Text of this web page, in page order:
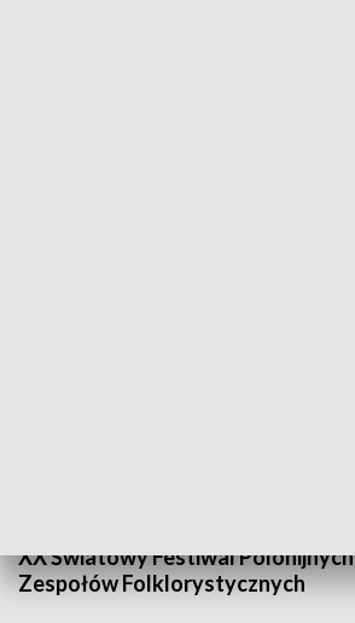
XX Światowy Festiwal Polonijnych
Zespołów Folklorystycznych